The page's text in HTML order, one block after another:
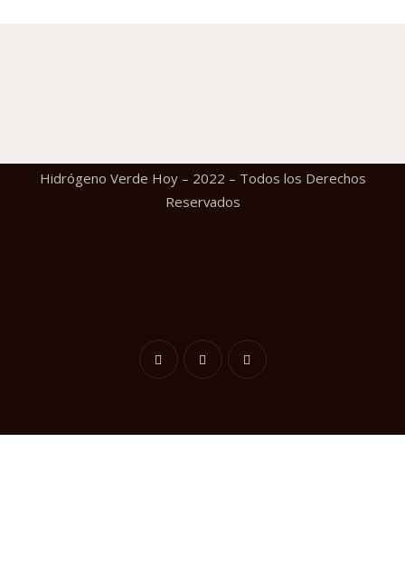
Hidrógeno Verde Hoy – 2022 – Todos los Derechos
Reservados